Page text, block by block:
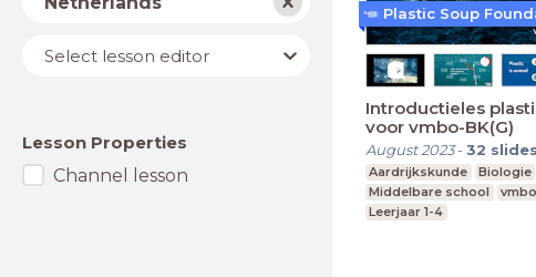
Lesson
editor
Select lesson editor
Lesson Properties
Channel lesson
Introductieles
voor vmbo-BK(G)
August 2023-32 slides
Aardrijkskunde Biologie
Middelbare school
Leerjaar 1-4
Plastic Soup